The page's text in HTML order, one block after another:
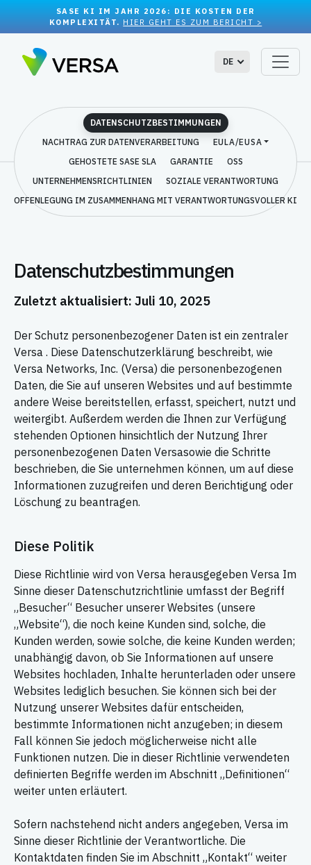
SASE KI IM JAHR 2026: DIE KOSTEN DER
KOMPLEXITÄT. HIER GEHT ES ZUM BERICHT >
DE
DATENSCHUTZBESTIMMUNGEN
NACHTRAG ZUR DATENVERARBEITUNG
EULA/EUSA
GEHOSTETE SASE SLA
GARANTIE
OSS
UNTERNEHMENSRICHTLINIEN
SOZIALE VERANTWORTUNG
OFFENLEGUNG IM ZUSAMMENHANG MIT VERANTWORTUNGSVOLLER KI
Datenschutzbestimmungen
Zuletzt aktualisiert: Juli 10, 2025
Der Schutz personenbezogener Daten ist ein zentraler
Versa . Diese Datenschutzerklärung beschreibt, wie
Versa Networks, Inc. (Versa) die personenbezogenen
Daten, die Sie auf unseren Websites und auf bestimmte
andere Weise bereitstellen, erfasst, speichert, nutzt und
weitergibt. Außerdem werden die Ihnen zur Verfügung
stehenden Optionen hinsichtlich der Nutzung Ihrer
personenbezogenen Daten Versasowie die Schritte
beschrieben, die Sie unternehmen können, um auf diese
Informationen zuzugreifen und deren Berichtigung oder
Löschung zu beantragen.
Diese Politik
Diese Richtlinie wird von Versa herausgegeben Versa Im
Sinne dieser Datenschutzrichtlinie umfasst der Begriff
„Besucher“ Besucher unserer Websites (unsere
„Website“), die noch keine Kunden sind, solche, die
Kunden werden, sowie solche, die keine Kunden werden;
unabhängig davon, ob Sie Informationen auf unsere
Websites hochladen, Inhalte herunterladen oder unsere
Websites lediglich besuchen. Sie können sich bei der
Nutzung unserer Websites dafür entscheiden,
bestimmte Informationen nicht anzugeben; in diesem
Fall können Sie jedoch möglicherweise nicht alle
Funktionen nutzen. Die in dieser Richtlinie verwendeten
definierten Begriffe werden im Abschnitt „Definitionen“
weiter unten erläutert.
Sofern nachstehend nicht anders angegeben, Versa im
Sinne dieser Richtlinie der Verantwortliche. Die
Kontaktdaten finden Sie im Abschnitt „Kontakt“ weiter